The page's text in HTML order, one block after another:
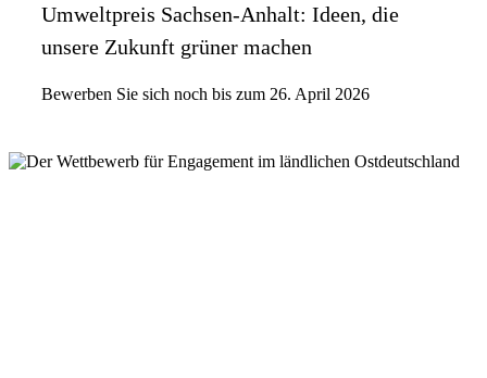
Umweltpreis Sachsen-Anhalt: Ideen, die
unsere Zukunft grüner machen
Bewerben Sie sich noch bis zum 26. April 2026